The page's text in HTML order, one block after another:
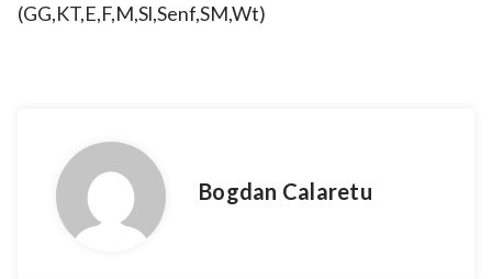
(GG,KT,E,F,M,Sl,Senf,SM,Wt)
Bogdan Calaretu